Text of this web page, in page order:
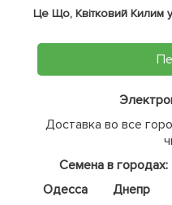
Це Що, Квітковий Килим
Доставка во все
Семена в городах:
Одесса
Днепр